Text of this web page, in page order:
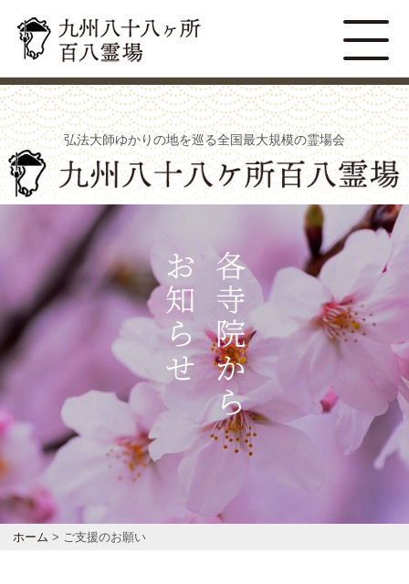
弘法大師ゆかりの地を巡る全国最大規模の霊場会
ホーム > ご支援のお願い